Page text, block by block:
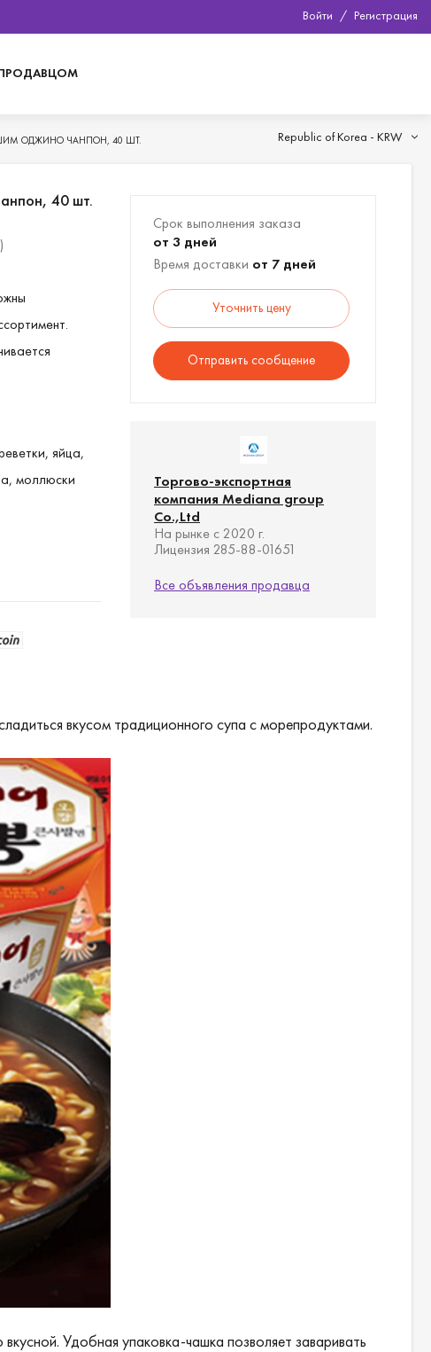
Войти / Регистрация
ПРОДАВЦОМ
ОДЖИНО ЧАНПОН, 40 ШТ. Republic of Korea - KRW
40 шт.
яйца,
моллюски
Срок выполнения заказа
от 3 дней
Время доставки от 7 дней
Уточнить цену
Отправить сообщение
Торгово-экспортная
компания Mediana group
Co.,Ltd
На рынке с 2020 г.
Лицензия 285-88-01651
Все объявления продавца
вкусом традиционного супа с морепродуктами.
Удобная упаковка-чашка позволяет заваривать